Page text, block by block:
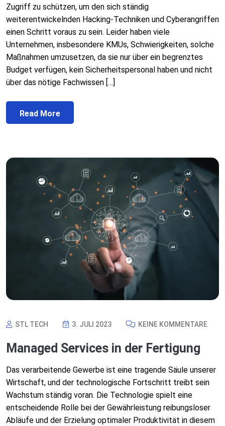
Zugriff zu schützen, um den sich ständig
weiterentwickelnden Hacking-Techniken und Cyberangriffen
einen Schritt voraus zu sein. Leider haben viele
Unternehmen, insbesondere KMUs, Schwierigkeiten, solche
Maßnahmen umzusetzen, da sie nur über ein begrenztes
Budget verfügen, kein Sicherheitspersonal haben und nicht
über das nötige Fachwissen […]
Read More
STL TECH 3. JULI 2023 KEINE KOMMENTARE
Managed Services in der Fertigung
Das verarbeitende Gewerbe ist eine tragende Säule unserer
Wirtschaft, und der technologische Fortschritt treibt sein
Wachstum ständig voran. Die Technologie spielt eine
entscheidende Rolle bei der Gewährleistung reibungsloser
Abläufe und der Erzielung optimaler Produktivität in diesem